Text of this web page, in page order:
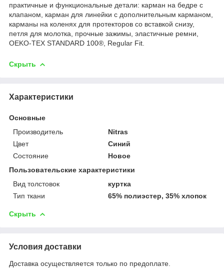
практичные и функциональные детали: карман на бедре с
клапаном, карман для линейки с дополнительным карманом,
карманы на коленях для протекторов со вставкой снизу,
петля для молотка, прочные зажимы, эластичные ремни,
OEKO-TEX STANDARD 100®, Regular Fit.
Скрыть
Характеристики
Основные
Производитель
Nitras
Цвет
Синий
Состояние
Новое
Пользовательские характеристики
Вид толстовок
куртка
Тип ткани
65% полиэстер, 35% хлопок
Скрыть
Условия доставки
Доставка осуществляется только по предоплате.